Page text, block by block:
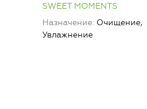
SWEET MOMENTS
Назначение Очищение,
Увлажнение